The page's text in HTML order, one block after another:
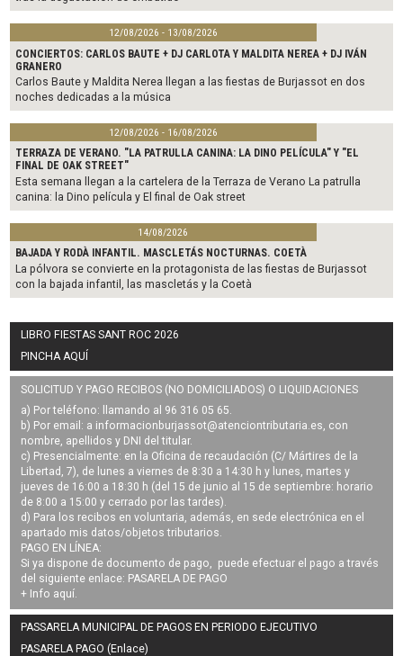
12/08/2026 - 13/08/2026
CONCIERTOS: CARLOS BAUTE + DJ CARLOTA Y MALDITA NEREA + DJ IVÁN
GRANERO
Carlos Baute y Maldita Nerea llegan a las fiestas de Burjassot en dos
noches dedicadas a la música
12/08/2026 - 16/08/2026
TERRAZA DE VERANO. "LA PATRULLA CANINA: LA DINO PELÍCULA" Y "EL
FINAL DE OAK STREET"
Esta semana llegan a la cartelera de la Terraza de Verano La patrulla
canina: la Dino película y El final de Oak street
14/08/2026
BAJADA Y RODÀ INFANTIL. MASCLETÁS NOCTURNAS. COETÀ
La pólvora se convierte en la protagonista de las fiestas de Burjassot
con la bajada infantil, las mascletás y la Coetà
LIBRO FIESTAS SANT ROC 2026
PINCHA AQUÍ
SOLICITUD Y PAGO RECIBOS (NO DOMICILIADOS) O LIQUIDACIONES
a) Por teléfono: llamando al 96 316 05 65.
b) Por email: a informacionburjassot@atenciontributaria.es, con
nombre, apellidos y DNI del titular.
c) Presencialmente: en la Oficina de recaudación (C/ Mártires de la
Libertad, 7), de lunes a viernes de 8:30 a 14:30 h y lunes, martes y
jueves de 16:00 a 18:30 h (del 15 de junio al 15 de septiembre: horario
de 8:00 a 15:00 y cerrado por las tardes).
d) Para los recibos en voluntaria, además, en sede electrónica en el
apartado mis datos/objetos tributarios.
PAGO EN LÍNEA:
Si ya dispone de documento de pago, puede efectuar el pago a través
del siguiente enlace: PASARELA DE PAGO
+ Info aquí.
PASSARELA MUNICIPAL DE PAGOS EN PERIODO EJECUTIVO
PASARELA PAGO (Enlace)